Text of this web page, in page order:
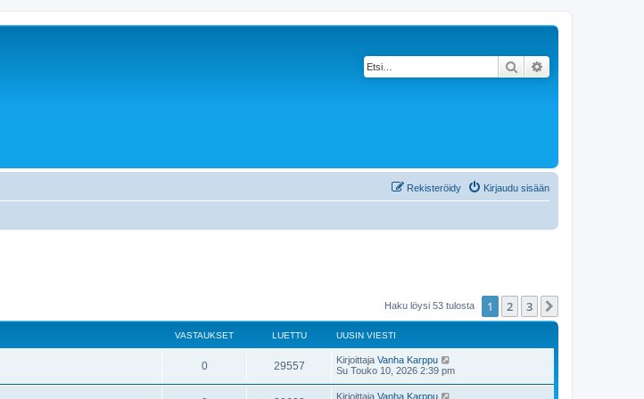
Etsi
Kirjaudu sisään
Rekisteröidy
Haku löysi 53 tulosta 1 2 3
VASTAUKSET LUETTU UUSIN VIESTI
0 29557 Kirjoittaja Vanha Karppu
Su Touko 10, 2026 2:39 pm
Kirjoittaja Vanha Karppu